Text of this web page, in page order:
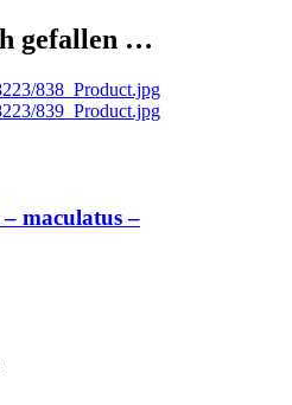
gefallen …
maculatus –